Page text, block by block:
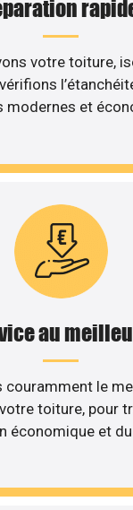
votre toiture,
modernes et
au
couramment le
toiture, pour
économique et